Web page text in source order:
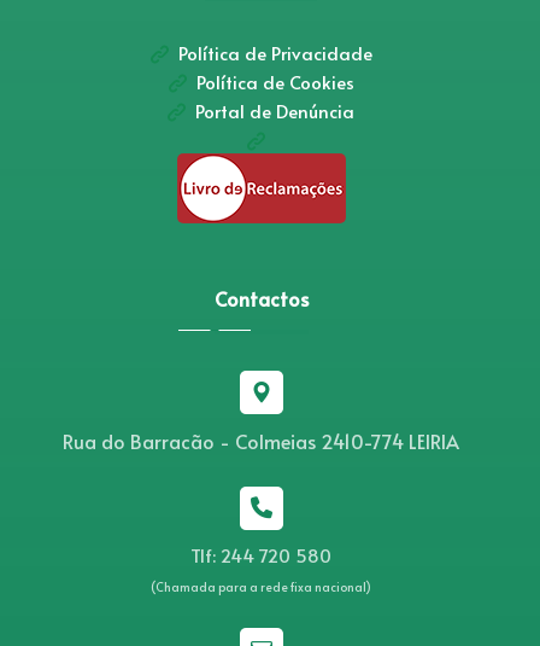
Política de Privacidade
Política de Cookies
Portal de Denúncia
Contactos
Rua do Barracão - Colmeias 2410-774 LEIRIA
Tlf: 244 720 580
(Chamada para a rede fixa nacional)